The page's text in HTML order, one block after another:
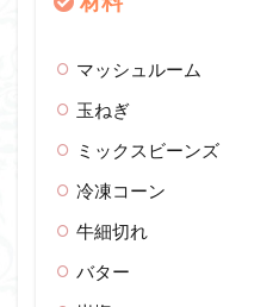
マッシュルーム
玉ねぎ
ミックスビーンズ
冷凍コーン
牛細切れ
バター